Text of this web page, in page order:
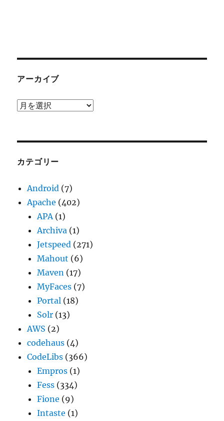
アーカイブ
ア
ブ
カテゴリー
Android (7)
Apache (402)
APA(1)
Archiva (1)
Jetspeed (271)
Mahout (6)
Maven (17)
MyFaces (7)
Portal (18)
Solr (13)
AWS (2)
codehaus (4)
CodeLibs (366)
Empros (1)
Fess (334)
Fione (9)
Intaste (1)